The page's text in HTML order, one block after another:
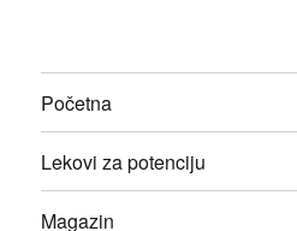
Početna
Lekovi za potenciju
Magazin